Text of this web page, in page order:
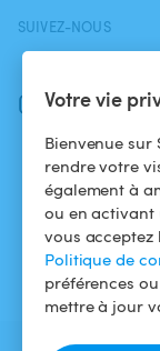
Votre vie
Bienvenue sur
rendre votre
également à
ou en activant
vous acceptez
Politique de
préférences
mettre à jour
SUIVEZ-NOUS
Instagram